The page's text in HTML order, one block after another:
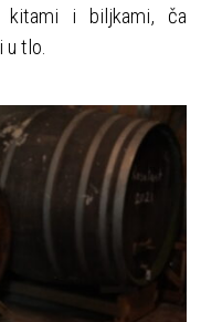
kitami i biljkami, ča
u tlo.